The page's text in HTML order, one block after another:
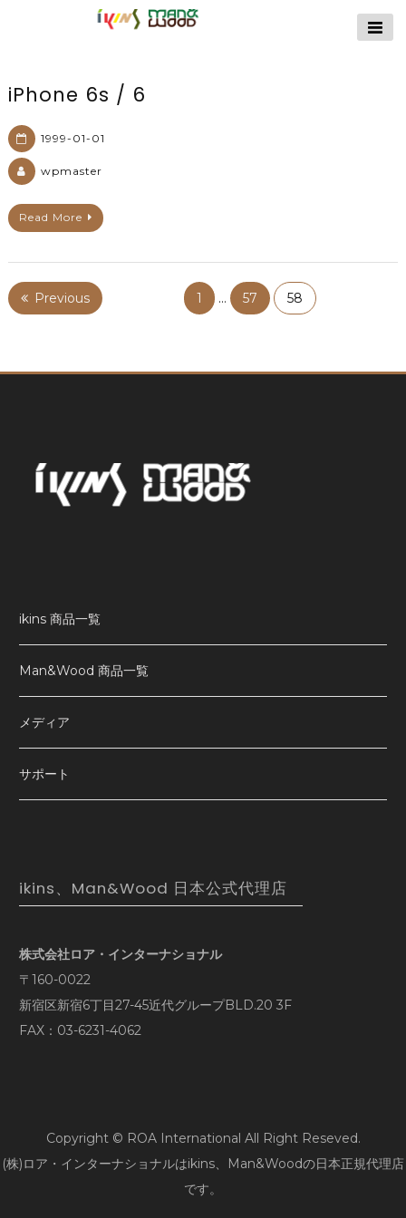
【公式サイト】
iPhone 6s / 6
1999-01-01
wpmaster
Read More
Previous 1 … 57 58
ikins 商品一覧
Man&Wood 商品一覧
メディア
サポート
ikins、Man&Wood 日本公式代理店
株式会社ロア・インターナショナル
〒160-0022
新宿区新宿6丁目27-45近代グループBLD.20 3F
FAX：03-6231-4062
Copyright © ROA International All Right Reseved.
(株)ロア・インターナショナルはikins、Man&Woodの日本正規代理店
です。